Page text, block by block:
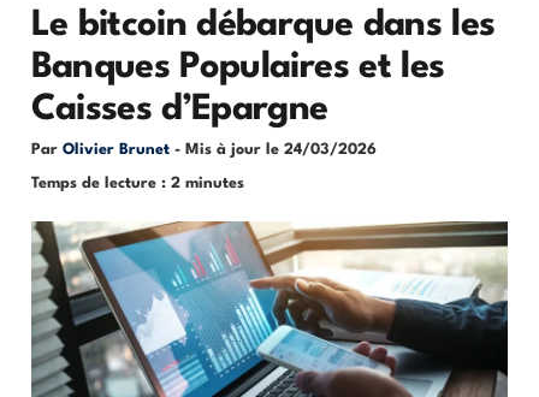
Le bitcoin débarque dans les
Banques Populaires et les
Caisses d’Epargne
Par Olivier Brunet - Mis à jour le 24/03/2026
Temps de lecture : 2 minutes